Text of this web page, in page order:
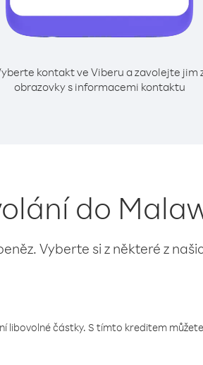
kontakt ve Viberu a zavolejte jim
obrazovky s informacemi kontaktu
do
Vyberte si z některé z
libovolné částky. S tímto kreditem